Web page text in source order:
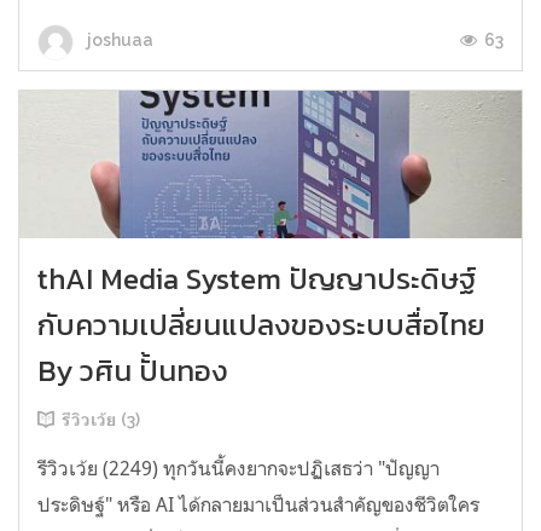
joshuaa 63
thAI Media System ปัญญาประดิษฐ์
กับความเปลี่ยนแปลงของระบบสื่อไทย
By วศิน ปั้นทอง
รีวิวเว้ย (3)
รีวิวเว้ย (2249) ทุกวันนี้คงยากจะปฏิเสธว่า "ปัญญา
ประดิษฐ์" หรือ AI ได้กลายมาเป็นส่วนสำคัญของชีวิตใคร